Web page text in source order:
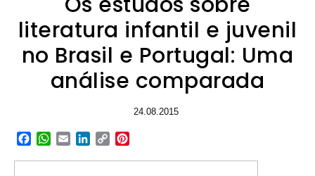
literatura infantil e juvenil
no Brasil e Portugal: Uma
análise comparada
24.08.2015
Facebook
WhatsApp
EmailLinkedIn
Copy